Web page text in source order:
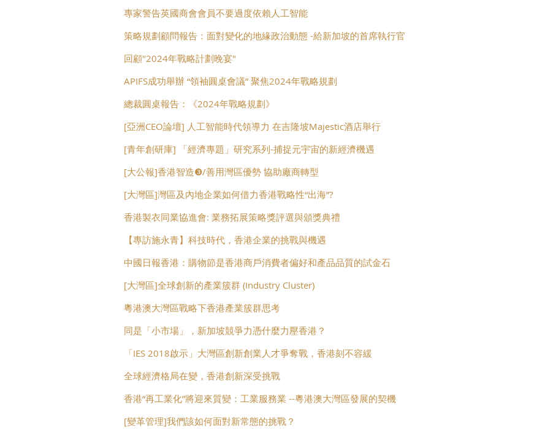
專家警告英國商會會員不要過度依賴人工智能
策略規劃顧問報告：面對變化的地緣政治動態 -給新加坡的首席執行官
回顧"2024年戰略計劃晚宴"
APIFS成功舉辦 “領袖圓桌會議” 聚焦2024年戰略規劃
總裁圓桌報告：《2024年戰略規劃》
[亞洲CEO論壇] 人工智能時代領導力 在吉隆坡Majestic酒店舉行
[青年創研庫] 「經濟專題」研究系列-捕捉元宇宙的新經濟機遇
[大公報]香港智造❸/善用灣區優勢 協助廠商轉型
[大灣區]灣區及內地企業如何借力香港戰略性“出海”?
香港製衣同業協進會: 業務拓展策略獎評選與頒獎典禮
【專訪施永青】科技時代，香港企業的挑戰與機遇
中國日報香港：購物節是香港商戶消費者偏好和產品品質的試金石
[大灣區]全球創新的產業簇群 (Industry Cluster)
粵港澳大灣區戰略下香港產業簇群思考
同是「小市場」，新加坡競爭力憑什麼力壓香港？
「IES 2018啟示」大灣區創新創業人才爭奪戰，香港刻不容緩
全球經濟格局在變，香港創新深受挑戰
香港“再工業化”將迎來質變：工業服務業 --粵港澳大灣區發展的契機
[變革管理]我們該如何面對新常態的挑戰？